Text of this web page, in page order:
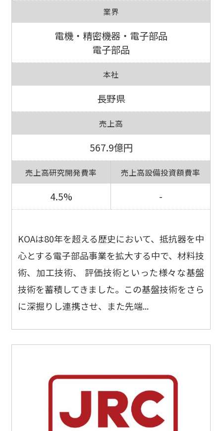
業界
電機・精密機器・電子部品
電子部品
本社
長野県
売上高
567.9億円
売上高研究開発費率
4.5%
売上高設備投資額費率
-
KOAは80年を超える歴史において、抵抗器を中
心とする電子部品事業を拡大する中で、材料技
術、加工技術、 評価技術といった様々な基盤
技術を蓄積してきました。この基盤技術をさら
に深掘りし連携させ、また先端...